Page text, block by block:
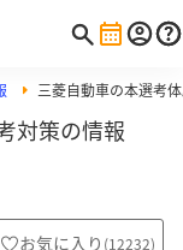
三菱自動車の本選考
対策の情報
お気に入り (12232)